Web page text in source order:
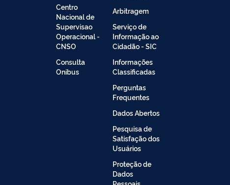
Centro
Nacional de
Supervisao
Operacional -
CNSO
Consulta
Onibus
Arbitragem
Serviço de
Informação ao
Cidadão - SIC
Informações
Classificadas
Perguntas
Frequentes
Dados Abertos
Pesquisa de
Satisfação dos
Usuários
Proteção de
Dados
Pessoais